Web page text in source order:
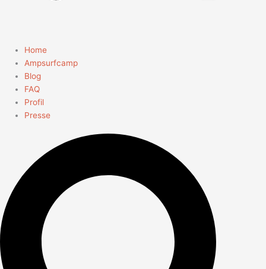
Home
Ampsurfcamp
Blog
FAQ
Profil
Presse